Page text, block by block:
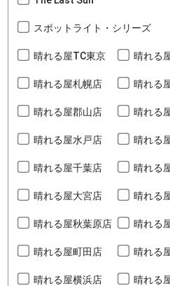
スポットライト・シリーズ
晴れる屋TC東京 晴れる
晴れる屋札幌店 晴れる
晴れる屋郡山店 晴れる
晴れる屋水戸店 晴れる
晴れる屋千葉店 晴れる
晴れる屋大宮店 晴れる
晴れる屋秋葉原店 晴れる
晴れる屋町田店 晴れる
晴れる屋横浜店 晴れる